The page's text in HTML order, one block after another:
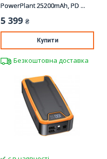
PowerPlant 25200mAh, PD ...
5 399 ₴
Купити
Безкоштовна доставка